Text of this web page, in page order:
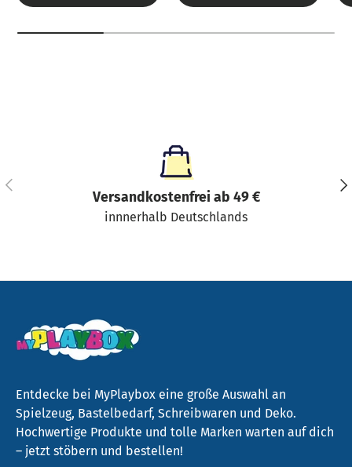
Vorherige
Versandkostenfrei ab 49 €
innnerhalb Deutschlands
Entdecke bei MyPlaybox eine große Auswahl an
Spielzeug, Bastelbedarf, Schreibwaren und Deko.
Hochwertige Produkte und tolle Marken warten auf dich
– jetzt stöbern und bestellen!